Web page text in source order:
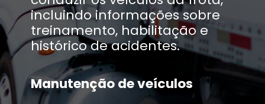
incluindo informações sobre
treinamento, habilitação e
histórico de acidentes.
Manutenção de veículos